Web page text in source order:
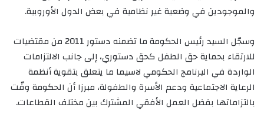
والموجودين في وضعية غير نظامية في بعض الدول الأوروبية.
وسجّل السيد رئيس الحكومة ما تضمنه دستور 2011 من مقتضيات
للارتقاء بحماية حق الطفل كحق دستوري، إلى جانب الالتزامات
الواردة في البرنامج الحكومي لاسيما ما يتعلق بتقوية أنظمة
الرعاية الاجتماعية ودعم الأسرة والطفولة، مبرزا أن الحكومة وفّت
بالتزاماتها بفضل العمل الأفقي المشترك بين مختلف القطاعات.